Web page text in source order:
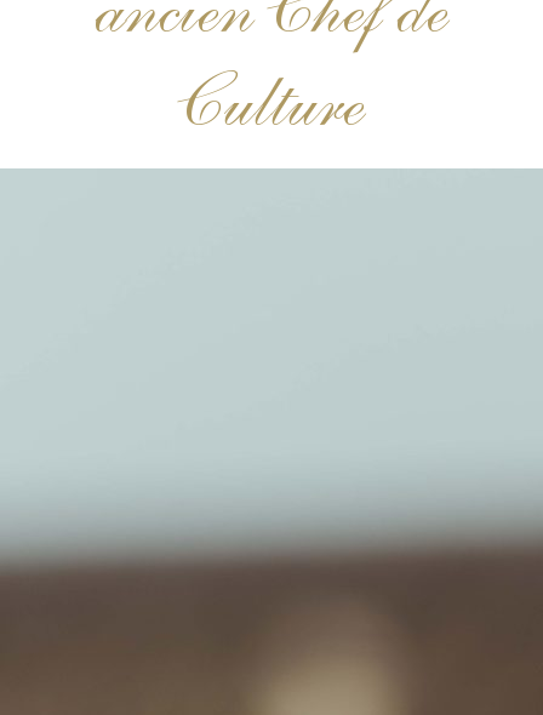
ancien Chef de
Culture